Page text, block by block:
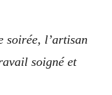
soirée, l’artisan
soigné et